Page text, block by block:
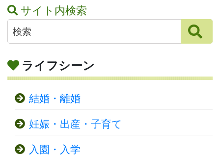
サイト内検索
ライフシーン
結婚・離婚
妊娠・出産・子育て
入園・入学